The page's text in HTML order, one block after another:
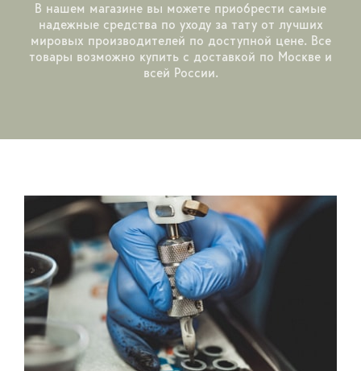
В нашем магазине вы можете приобрести самые
надежные средства по уходу за тату от лучших
мировых производителей по доступной цене. Все
товары возможно купить с доставкой по Москве и
всей России.